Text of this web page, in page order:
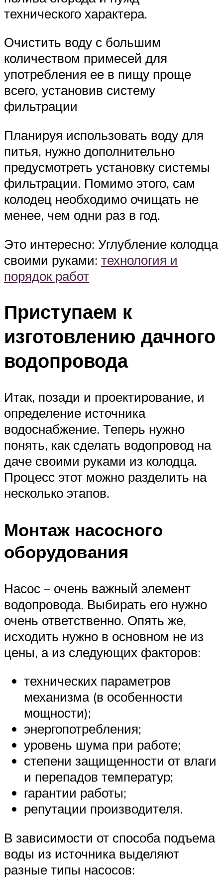
технического характера.
Очистить воду с большим
количеством примесей для
употребления ее в пищу проще
всего, установив систему
фильтрации
Планируя использовать воду для
питья, нужно дополнительно
предусмотреть установку системы
фильтрации. Помимо этого, сам
колодец необходимо очищать не
менее, чем одни раз в год.
Это интересно: Углубление колодца
своими руками: технология и
порядок работ
Приступаем к
изготовлению дачного
водопровода
Итак, позади и проектирование, и
определение источника
водоснабжение. Теперь нужно
понять, как сделать водопровод на
даче своими руками из колодца.
Процесс этот можно разделить на
несколько этапов.
Монтаж насосного
оборудования
Насос – очень важный элемент
водопровода. Выбирать его нужно
очень ответственно. Опять же,
исходить нужно в основном не из
цены, а из следующих факторов:
технических параметров
механизма (в особенности
мощности);
энергопотребления;
уровень шума при работе;
степени защищенности от влаги
и перепадов температур;
гарантии работы;
репутации производителя.
В зависимости от способа подъема
воды из источника выделяют
разные типы насосов: